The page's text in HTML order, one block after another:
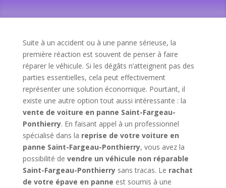
Suite à un accident ou à une panne sérieuse, la
première réaction est souvent de penser à faire
réparer le véhicule. Si les dégâts n’atteignent pas des
parties essentielles, cela peut effectivement
représenter une solution économique. Pourtant, il
existe une autre option tout aussi intéressante : la
vente de voiture en panne Saint-Fargeau-
Ponthierry. En faisant appel à un professionnel
spécialisé dans la reprise de votre voiture en
panne Saint-Fargeau-Ponthierry, vous avez la
possibilité de vendre un véhicule non réparable
Saint-Fargeau-Ponthierrysans tracas. Le rachat
de votre épave en panne est soumis à une